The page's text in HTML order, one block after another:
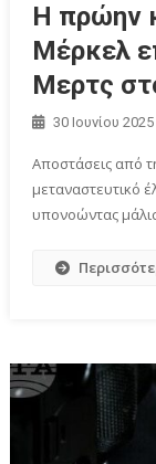
Η πρώην
Μέρκελ
Μερτς
30 Ιουνίου 2025
Αποστάσεις από
μεταναστευτικό
υπονοώντας